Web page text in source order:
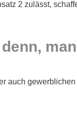
2 zulässt,
auch